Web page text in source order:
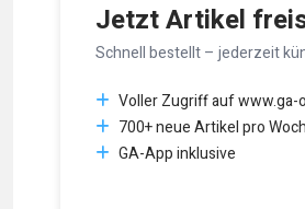
Jetzt Artikel
Schnell bestellt – jederzeit
Voller Zugriff auf www.ga-
700+ neue Artikel pro
GA-App inklusive